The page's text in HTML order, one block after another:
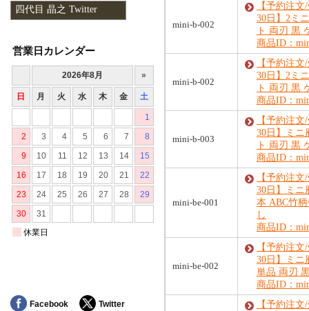
mini-b-002
【予約注
30日】2ミ
ト 両刃 黒
商品ID：
mini-b-002
【予約注
30日】2ミ
ト 両刃 黒
商品ID：
mini-b-003
【予約注
30日】ミニ
ト 両刃 黒
商品ID：
mini-be-001
【予約注
30日】ミニ
本 ABC竹
し
商品ID：
mini-be-002
【予約注
30日】ミニ
単品 両刃
商品ID：
【予約注
四代目 晶之 Twitter
営業日カレンダー
Facebook Twitter